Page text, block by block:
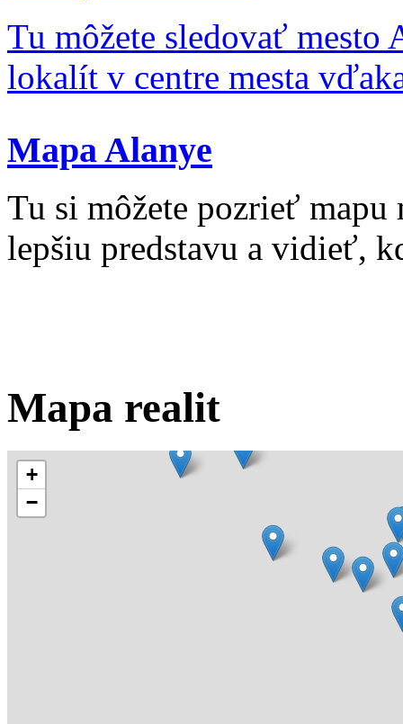
Tu môžete sledovať mesto
lokalít v centre mesta
Mapa Alanye
Tu si môžete pozrieť
lepšiu predstavu a vidieť,
Mapa realit
+
−